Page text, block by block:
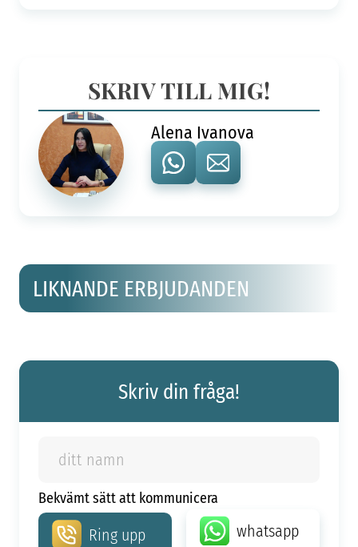
SKRIV TILL MIG!
Alena Ivanova
LIKNANDE ERBJUDANDEN
Skriv din fråga!
Bekvämt sätt att kommunicera
Ring upp whatsapp